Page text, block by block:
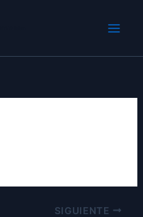
SIGUIENTE